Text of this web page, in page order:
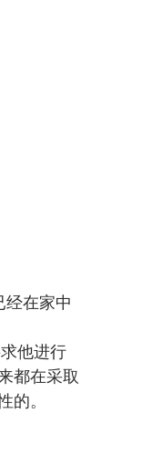
在家中
他进行
都在采取
。